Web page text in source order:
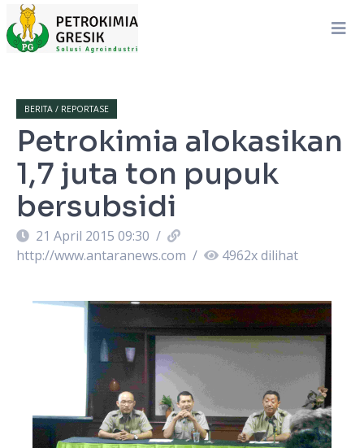
BERITA / REPORTASE
Petrokimia alokasikan
1,7 juta ton pupuk
bersubsidi
21 April 2015 09:30 /
http://www.antaranews.com / 4962x dilihat